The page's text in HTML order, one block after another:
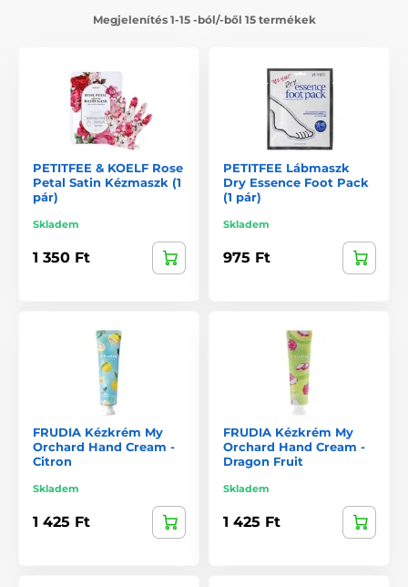
Megjelenítés 1-15 -ból/-ből 15 termékek
PETITFEE & KOELF Rose
Petal Satin Kézmaszk (1
pár)
Skladem
1 350 Ft
PETITFEE Lábmaszk
Dry Essence Foot Pack
(1 pár)
Skladem
975 Ft
FRUDIA Kézkrém My
Orchard Hand Cream -
Citron
Skladem
1 425 Ft
FRUDIA Kézkrém My
Orchard Hand Cream -
Dragon Fruit
Skladem
1 425 Ft